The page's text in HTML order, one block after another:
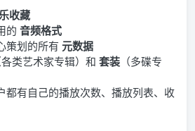
收藏
的 音频格式
策划的所有 元数据
各类艺术家专辑）和 套装 （多碟专
都有自己的播放次数、播放列表、收